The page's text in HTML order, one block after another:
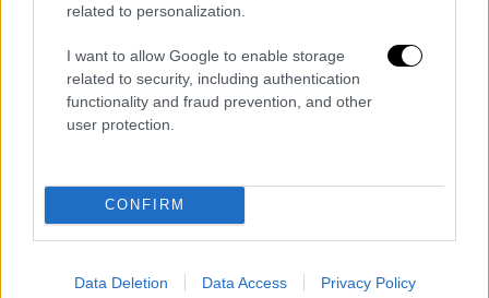
related to personalization.
I want to allow Google to enable storage
related to security, including authentication
functionality and fraud prevention, and other
user protection.
CONFIRM
Data Deletion Data Access Privacy Policy
Αν σας αρέσουν τα πιάτα με βάση το
καλοχυλωμένο ρύζι, δοκιμάστε αυτή τη
συνταγή που έχει τη γλύκα του αρακά, την
αλμυρή και τόσο ιδιαίτερη γεύση του μπλε
τυριού και την ανοιξιάτικη φρεσκάδα το